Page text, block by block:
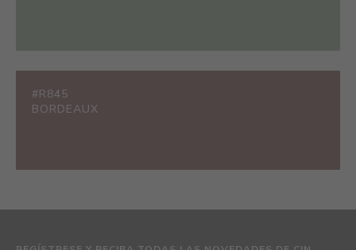
#R845
BORDEAUX